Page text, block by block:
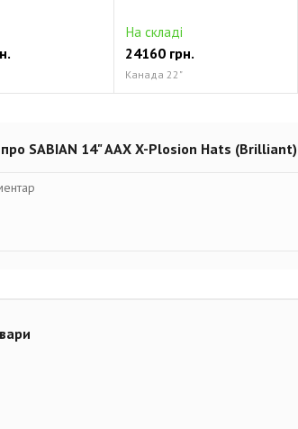
На складі
24160 грн.
Канада 22"
про SABIAN 14" AAX X-Plosion Hats (Brilliant)